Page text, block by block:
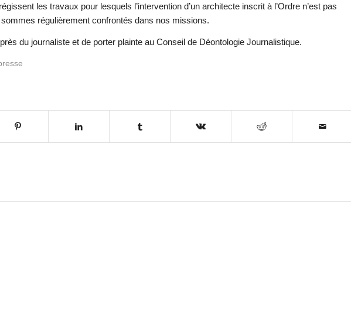
les travaux pour lesquels l’intervention d’un architecte inscrit à l’Ordre n’est pas
régulièrement confrontés dans nos missions.
du journaliste et de porter plainte au Conseil de Déontologie Journalistique.